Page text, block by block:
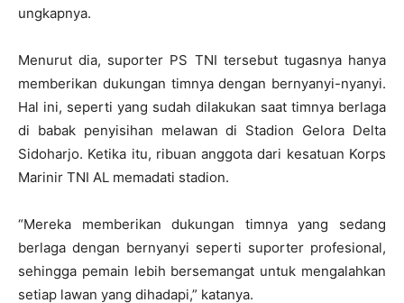
ungkapnya.
Menurut dia, suporter PS TNI tersebut tugasnya hanya
memberikan dukungan timnya dengan bernyanyi-nyanyi.
Hal ini, seperti yang sudah dilakukan saat timnya berlaga
di babak penyisihan melawan di Stadion Gelora Delta
Sidoharjo. Ketika itu, ribuan anggota dari kesatuan Korps
Marinir TNI AL memadati stadion.
“Mereka memberikan dukungan timnya yang sedang
berlaga dengan bernyanyi seperti suporter profesional,
sehingga pemain lebih bersemangat untuk mengalahkan
setiap lawan yang dihadapi,” katanya.